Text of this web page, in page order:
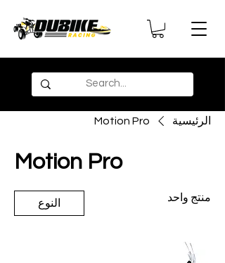
الرئيسية Motion Pro
Motion Pro
منتج واحد النوع